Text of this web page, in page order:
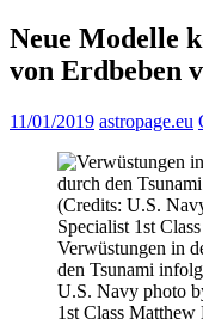
Neue Modelle
von Erdbeben
11/01/2019 astropage.eu
Verwüstungen in
den Tsunami
U.S. Navy photo
1st Class